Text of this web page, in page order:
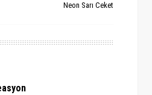
Neon Sarı Ceket